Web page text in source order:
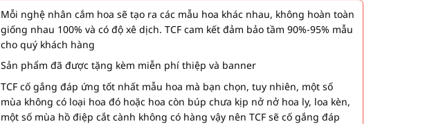
Mỗi nghệ nhân cắm hoa sẽ tạo ra các mẫu hoa khác nhau, không hoàn toàn
giống nhau 100% và có độ xê dịch. TCF cam kết đảm bảo tầm 90%-95% mẫu
cho quý khách hàng
Sản phẩm đã được tặng kèm miễn phí thiệp và banner
TCF cố gắng đáp ứng tốt nhất mẫu hoa mà bạn chọn, tuy nhiên, một số
mùa không có loại hoa đó hoặc hoa còn búp chưa kịp nở nở hoa ly, loa kèn,
một số mùa hồ điệp cắt cành không có hàng vậy nên TCF sẽ cố gắng đáp